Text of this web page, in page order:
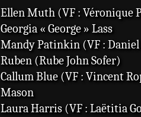
Ellen Muth (VF : Véronique
Georgia « George » Lass
Mandy Patinkin (VF :
Ruben (Rube John Sofer)
Callum Blue (VF : Vincent
Mason
Laura Harris (VF : Laëtitia